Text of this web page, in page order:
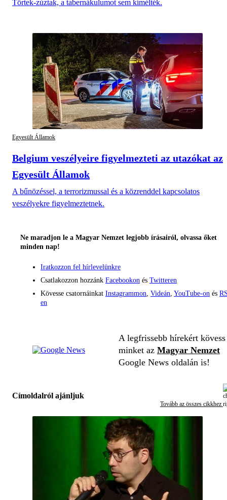
Törtek-zúztak, a tabernákulumot sem kímélték.
Egyesült Államok
Belgium veszélyeire figyelmezteti az utazókat az
Egyesült Államok
A bűnözéssel, a terrorizmussal és a közrenddel kapcsolatos
veszélyekre figyelmeztetnek.
Ne maradjon le a Magyar Nemzet legjobb írásairól, olvassa őket
minden nap!
Iratkozzon fel hírlevelünkre
Csatlakozzon hozzánk Facebookon és Twitteren
Kövesse csatornáinkat Instagrammon Videán YouTube-on és
en
A legfrissebb hírekért kövess
minket az Magyar Nemzet
Google News oldalán is!
Címoldalról ajánljuk
Tovább az összes cikkhez